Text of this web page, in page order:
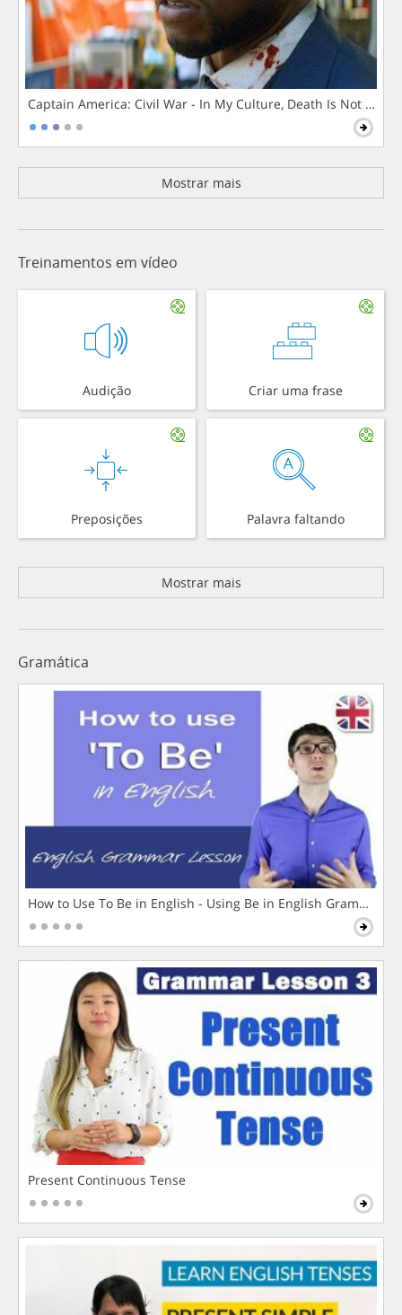
Captain America: Civil War - In My Culture, Death Is Not The
Mostrar mais
Treinamentos em vídeo
Audição Criar uma frase
Preposições Palavra faltando
Mostrar mais
Gramática
How to Use To Be in English - Using Be in English Grammar
Present Continuous Tense